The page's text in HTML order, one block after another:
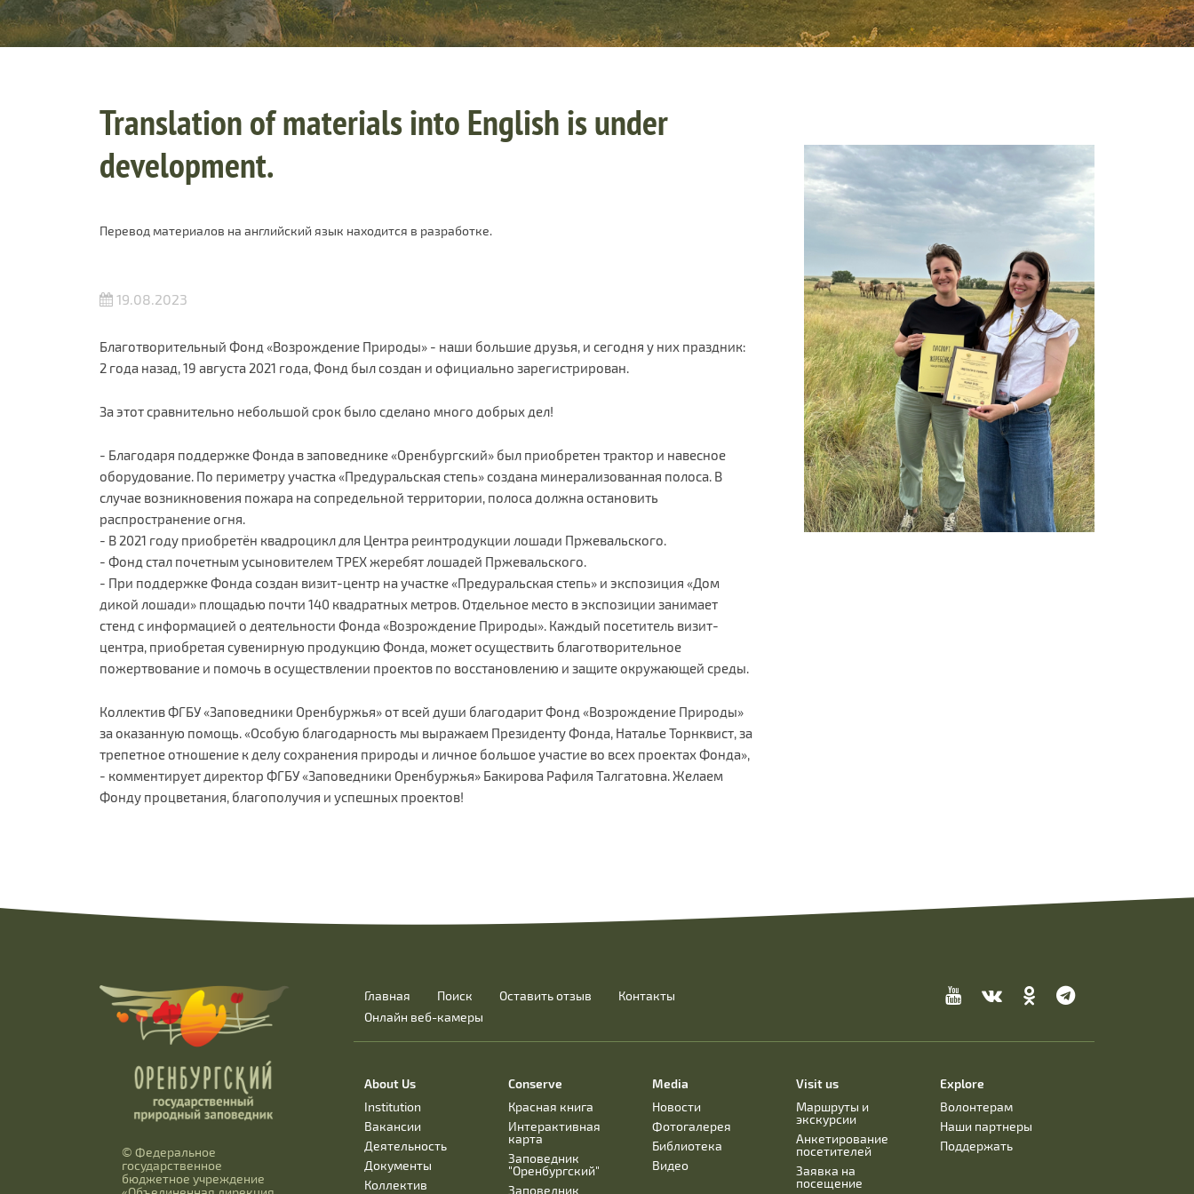
Translation of materials into English is under
development.
Перевод материалов на английский язык находится в разработке.
19.08.2023
Благотворительный Фонд «Возрождение Природы» - наши большие друзья, и сегодня у них праздник:
2 года назад, 19 августа 2021 года, Фонд был создан и официально зарегистрирован.
За этот сравнительно небольшой срок было сделано много добрых дел!
- Благодаря поддержке Фонда в заповеднике «Оренбургский» был приобретен трактор и навесное
оборудование. По периметру участка «Предуральская степь» создана минерализованная полоса. В
случае возникновения пожара на сопредельной территории, полоса должна остановить
распространение огня.
- В 2021 году приобретён квадроцикл для Центра реинтродукции лошади Пржевальского.
- Фонд стал почетным усыновителем ТРЕХ жеребят лошадей Пржевальского.
- При поддержке Фонда создан визит-центр на участке «Предуральская степь» и экспозиция «Дом
дикой лошади» площадью почти 140 квадратных метров. Отдельное место в экспозиции занимает
стенд с информацией о деятельности Фонда «Возрождение Природы». Каждый посетитель визит-
центра, приобретая сувенирную продукцию Фонда, может осуществить благотворительное
пожертвование и помочь в осуществлении проектов по восстановлению и защите окружающей среды.
Коллектив ФГБУ «Заповедники Оренбуржья» от всей души благодарит Фонд «Возрождение Природы»
за оказанную помощь. «Особую благодарность мы выражаем Президенту Фонда, Наталье Торнквист, за
трепетное отношение к делу сохранения природы и личное большое участие во всех проектах Фонда»,
- комментирует директор ФГБУ «Заповедники Оренбуржья» Бакирова Рафиля Талгатовна. Желаем
Фонду процветания, благополучия и успешных проектов!
© Федеральное
государственное
бюджетное учреждение
Главная Поиск Оставить отзыв
Контакты
Онлайн веб-камеры
About Us
Institution
Вакансии
Деятельность
Документы
Коллектив
Conserve
Красная книга
Интерактивная
карта
Заповедник
"Оренбургский"
Заповедник
Media
Новости
Фотогалерея
Библиотека
Видео
Visit us
Маршруты и
экскурсии
Анкетирование
посетителей
Заявка на
посещение
Explore
Волонтерам
Наши партнеры
Поддержать